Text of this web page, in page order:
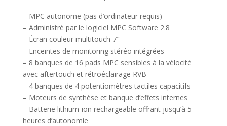
– MPC autonome (pas d’ordinateur requis)
– Administré par le logiciel MPC Software 2.8
– Écran couleur multitouch 7″
– Enceintes de monitoring stéréo intégrées
– 8 banques de 16 pads MPC sensibles à la vélocité
avec aftertouch et rétroéclairage RVB
– 4 banques de 4 potentiomètres tactiles capacitifs
– Moteurs de synthèse et banque d’effets internes
– Batterie lithium-ion rechargeable offrant jusqu’à 5
heures d’autonomie